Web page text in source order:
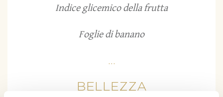
Indice glicemico della frutta
Foglie di banano
...
BELLEZZA